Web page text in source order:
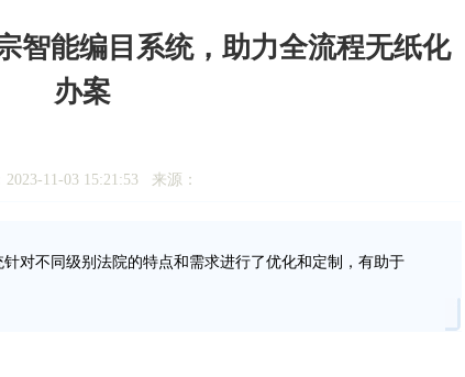
智能编目系统，助力全流程无纸化
办案
2023-11-03 15:21:53 来源：
对不同级别法院的特点和需求进行了优化和定制，有助于